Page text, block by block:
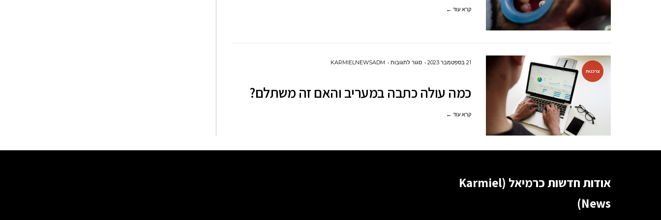
קרא עוד ←
צרכנות
21 בספטמבר 2023 סגור לתגובותעל
עולה
KARMIELNEWSADM
כמה עולה כתבה במעריב והאם זה משתלם?
קרא עוד ←
אודות חדשות כרמיאל (Karmiel
News)